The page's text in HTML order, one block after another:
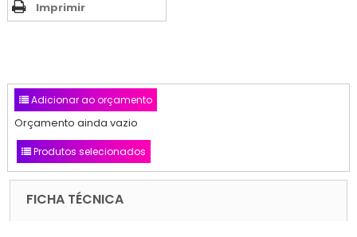
Imprimir
Adicionar ao orçamento
Orçamento ainda vazio
Produtos selecionados
FICHA TÉCNICA